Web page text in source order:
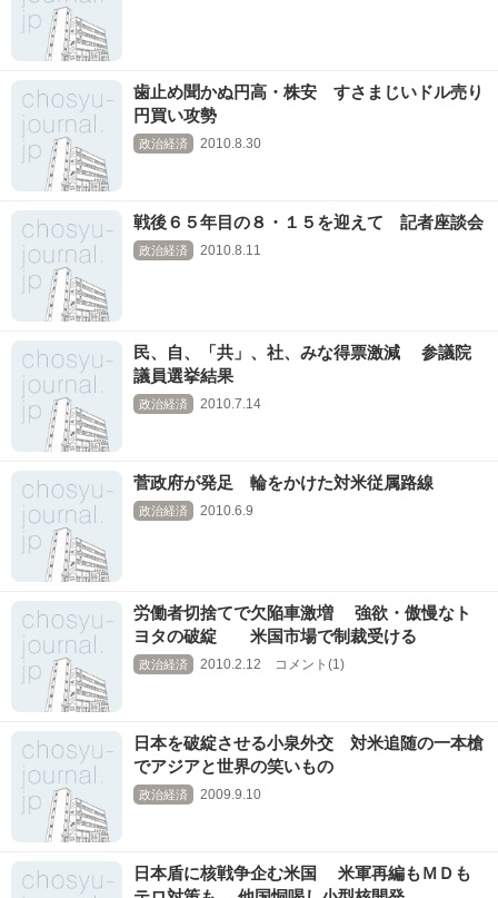
歯止め聞かぬ円高・株安 すさまじいドル売り
円買い攻勢
政治経済 2010.8.30
戦後６５年目の８・１５を迎えて 記者座談会
政治経済 2010.8.11
民、自、「共」、社、みな得票激減 参議院
議員選挙結果
政治経済 2010.7.14
菅政府が発足 輪をかけた対米従属路線
政治経済 2010.6.9
労働者切捨てで欠陥車激増 強欲・傲慢なト
ヨタの破綻 米国市場で制裁受ける
政治経済 2010.2.12 コメント(1)
日本を破綻させる小泉外交 対米追随の一本槍
でアジアと世界の笑いもの
政治経済 2009.9.10
日本盾に核戦争企む米国 米軍再編もＭＤも